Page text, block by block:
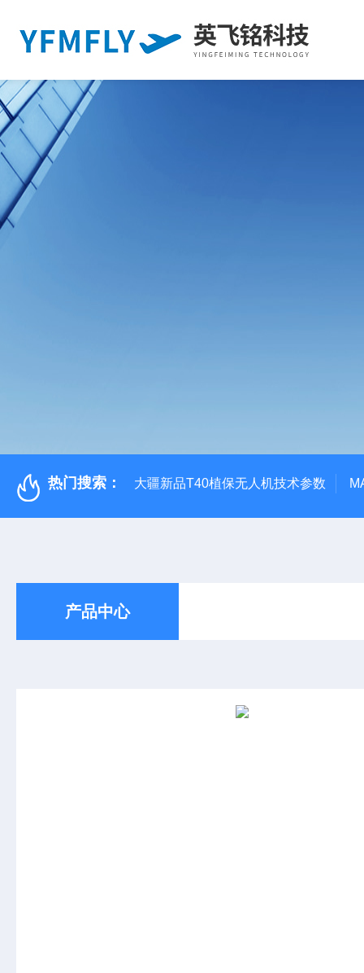
热门搜索： 大疆新品T40植保无人机技术参数
产品中心